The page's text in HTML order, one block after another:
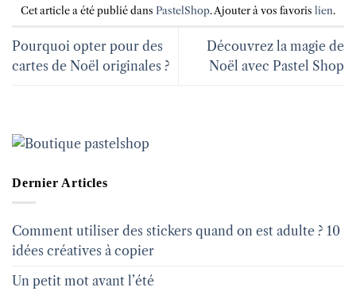
Cet article a été publié dans PastelShop. Ajouter à vos favoris lien.
Pourquoi opter pour des
cartes de Noël originales ?
Découvrez la magie de
Noël avec Pastel Shop
Dernier Articles
Comment utiliser des stickers quand on est adulte ? 10
idées créatives à copier
Un petit mot avant l’été